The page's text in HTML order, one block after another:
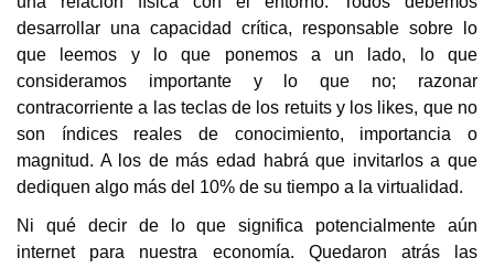
desarrollar una capacidad crítica, responsable sobre lo
que leemos y lo que ponemos a un lado, lo que
consideramos importante y lo que no; razonar
contracorriente a las teclas de los retuits y los likes, que no
son índices reales de conocimiento, importancia o
magnitud. A los de más edad habrá que invitarlos a que
dediquen algo más del 10% de su tiempo a la virtualidad.
Ni qué decir de lo que significa potencialmente aún
internet para nuestra economía. Quedaron atrás las